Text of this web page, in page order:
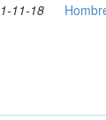
11-18